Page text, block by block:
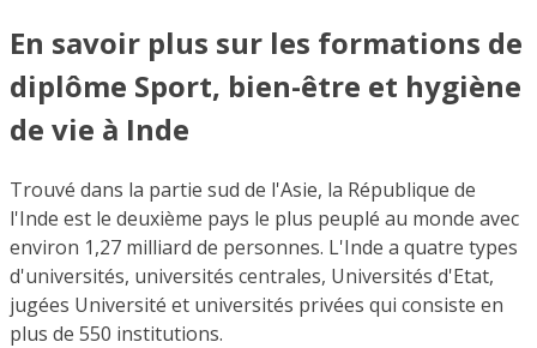
En savoir plus sur les formations de
diplôme Sport, bien-être et hygiène
de vie à Inde
Trouvé dans la partie sud de l'Asie, la République de
l'Inde est le deuxième pays le plus peuplé au monde avec
environ 1,27 milliard de personnes. L'Inde a quatre types
d'universités, universités centrales, Universités d'Etat,
jugées Université et universités privées qui consiste en
plus de 550 institutions.